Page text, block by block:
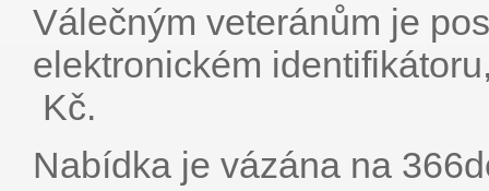
Válečným veteránům je
elektronickém
Kč.
Nabídka je vázána na